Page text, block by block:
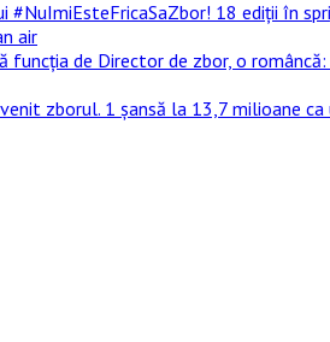
18 ediții în
funcția de Director de zbor, o
zborul. 1 șansă la 13,7 milioane